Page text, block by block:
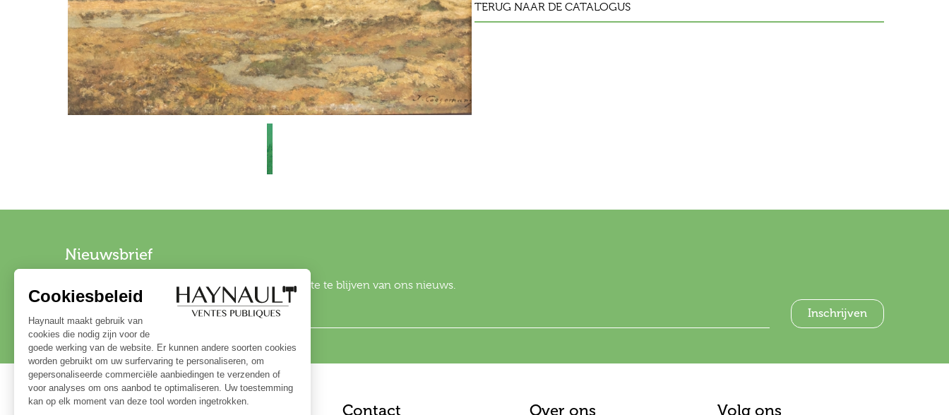
TERUG NAAR DE CATALOGUS
Nieuwsbrief
Schrijf u in op onze nieuwsbrief om op de hoogte te blijven van ons nieuws.
Haynault Kunstveilingen Contact Over ons Volg ons